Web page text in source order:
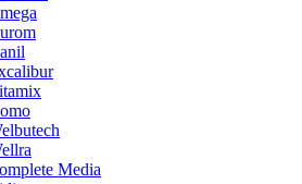
Media